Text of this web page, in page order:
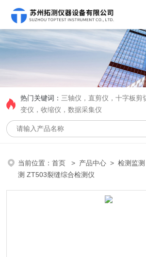
热门关键词： 三轴仪，直剪仪，十字板
变仪，收缩仪，数据采集仪
当前位置：首页 > 产品中心 >检测监测
测 ZT503裂缝综合检测仪